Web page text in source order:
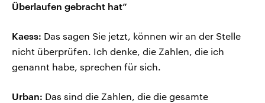
Überlaufen gebracht hat“
Kaess: Das sagen Sie jetzt, können wir an der Stelle
nicht überprüfen. Ich denke, die Zahlen, die ich
genannt habe, sprechen für sich.
Urban: Das sind die Zahlen, die die gesamte